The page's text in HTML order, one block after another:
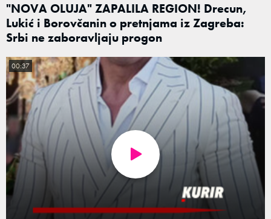
"NOVA OLUJA" ZAPALILA REGION! Drecun,
Lukić i Borovčanin o pretnjama iz Zagreba:
Srbi ne zaboravljaju progon
00:37